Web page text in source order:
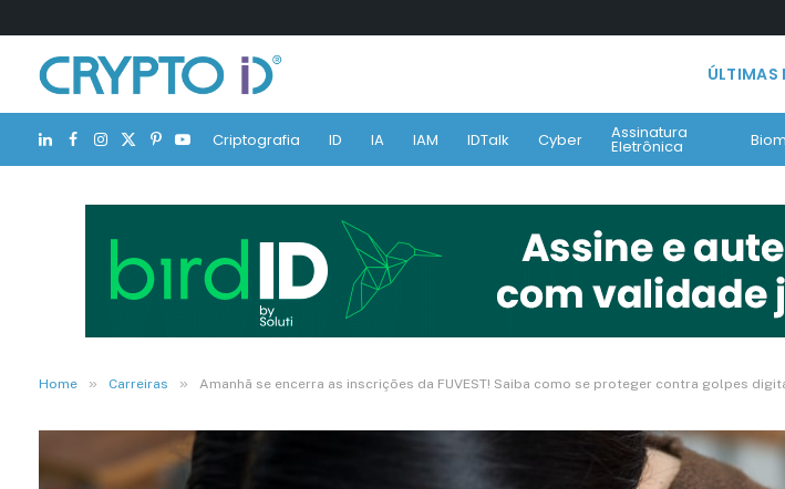
ÚLTIMAS
LinkedIn
Facebook
Instagram
X
(Twitter)
Pinterest
YouTubeCriptografia ID IA IAM IDTalk Cyber Assinatura
Eletrônica
Home » Carreiras » Amanhã se encerra as inscrições da FUVEST! Saiba como se proteger contra golpes